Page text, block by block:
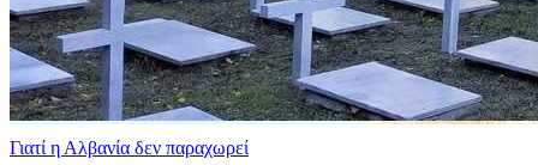
Γιατί η Αλβανία δεν παραχωρεί